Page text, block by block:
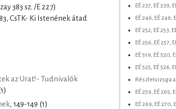
383 sz. /E 227)
CsTK- Ki Istenének átad
az Urat!- Tudnivalók
, 149-149 (1)
EÉ 237, EÉ 239,
EÉ 246, EÉ 246,
EÉ 252, EÉ 253,
EÉ 256, EÉ 257,
EÉ 519, EÉ 520,
EÉ 525, EÉ 526,
Részletvizsga
EÉ 259, EÉ 265,
EÉ 269, EÉ 270,